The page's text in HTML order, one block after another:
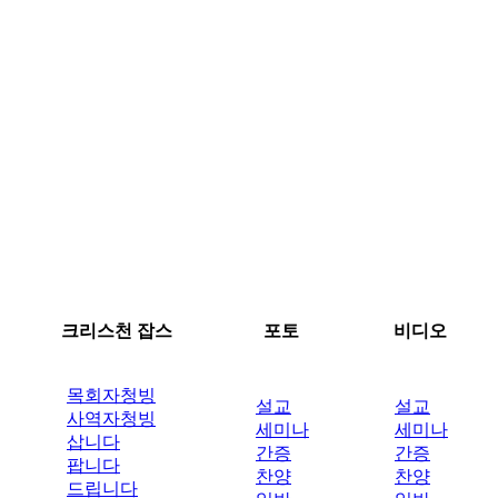
크리스천 잡스 포토 비디오
목회자청빙
사역자청빙
삽니다
팝니다
드립니다
설교
세미나
간증
찬양
설교
세미나
간증
찬양